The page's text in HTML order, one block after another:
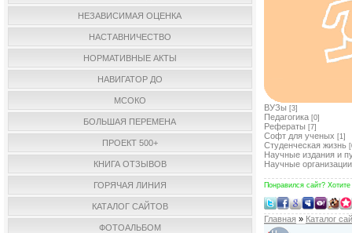
НЕЗАВИСИМАЯ ОЦЕНКА
НАСТАВНИЧЕСТВО
НОРМАТИВНЫЕ АКТЫ
НАВИГАТОР ДО
МСОКО
БОЛЬШАЯ ПЕРЕМЕНА
ПРОЕКТ 500+
КНИГА ОТЗЫВОВ
ГОРЯЧАЯ ЛИНИЯ
КАТАЛОГ САЙТОВ
ФОТОАЛЬБОМ
ВУЗы [3]
Педагогика [0]
Рефераты [7]
Софт для ученых [1]
Студенческая жизнь
Научные издания и
Научные организации
Понравился сайт?
Главная » Каталог